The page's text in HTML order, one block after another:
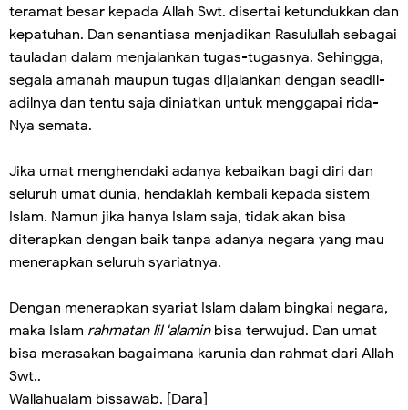
teramat besar kepada Allah Swt. disertai ketundukkan dan
kepatuhan. Dan senantiasa menjadikan Rasulullah sebagai
tauladan dalam menjalankan tugas-tugasnya. Sehingga,
segala amanah maupun tugas dijalankan dengan seadil-
adilnya dan tentu saja diniatkan untuk menggapai rida-
Nya semata.
Jika umat menghendaki adanya kebaikan bagi diri dan
seluruh umat dunia, hendaklah kembali kepada sistem
Islam. Namun jika hanya Islam saja, tidak akan bisa
diterapkan dengan baik tanpa adanya negara yang mau
menerapkan seluruh syariatnya.
Dengan menerapkan syariat Islam dalam bingkai negara,
maka Islam rahmatan lil 'alaminbisa terwujud. Dan umat
bisa merasakan bagaimana karunia dan rahmat dari Allah
Swt..
Wallahualam bissawab. [Dara]